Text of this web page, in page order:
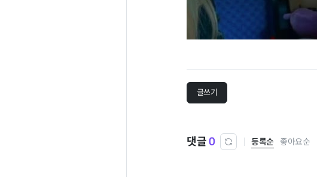
글쓰기
댓글0 등록순 좋아요순